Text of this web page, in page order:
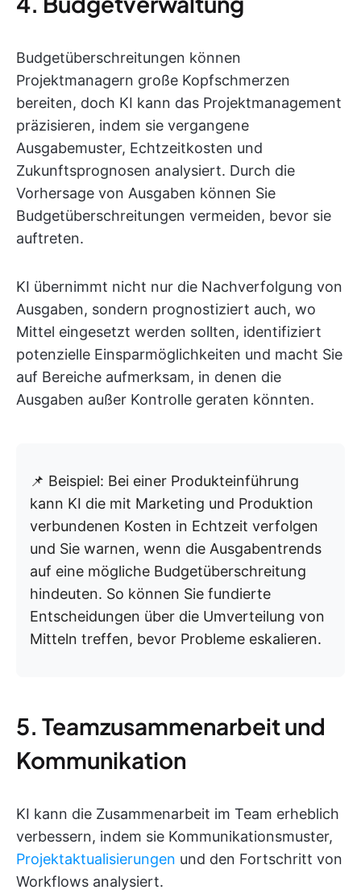
Budgetüberschreitungen können
Projektmanagern große Kopfschmerzen
bereiten, doch KI kann das Projektmanagement
präzisieren, indem sie vergangene
Ausgabemuster, Echtzeitkosten und
Zukunftsprognosen analysiert. Durch die
Vorhersage von Ausgaben können Sie
Budgetüberschreitungen vermeiden, bevor sie
auftreten.
KI übernimmt nicht nur die Nachverfolgung von
Ausgaben, sondern prognostiziert auch, wo
Mittel eingesetzt werden sollten, identifiziert
potenzielle Einsparmöglichkeiten und macht Sie
auf Bereiche aufmerksam, in denen die
Ausgaben außer Kontrolle geraten könnten.
📌 Beispiel: Bei einer Produkteinführung
kann KI die mit Marketing und Produktion
verbundenen Kosten in Echtzeit verfolgen
und Sie warnen, wenn die Ausgabentrends
auf eine mögliche Budgetüberschreitung
hindeuten. So können Sie fundierte
Entscheidungen über die Umverteilung von
Mitteln treffen, bevor Probleme eskalieren.
5. Teamzusammenarbeit und
Kommunikation
KI kann die Zusammenarbeit im Team erheblich
verbessern, indem sie Kommunikationsmuster,
Projektaktualisierungen und den Fortschritt von
Workflows analysiert.